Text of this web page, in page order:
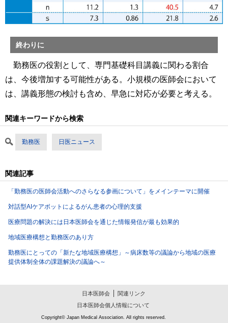
終わりに
勤務医の役割として、専門基礎科目講義に関わる割合
は、今後増加する可能性がある。小規模の医師会において
は、講義形態の検討も含め、早急に対応が必要と考える。
関連キーワードから検索
勤務医 日医ニュース
関連記事
「勤務医の医師会活動へのさらなる参画について」をメインテーマに開催
対話型AIケアボットによるがん患者の心理的支援
医療問題の解決には日本医師会を通じた情報発信が最も効果的
地域医療構想と勤務医のあり方
勤務医にとっての「新たな地域医療構想」～病床数等の議論から地域の医療
提供体制全体の課題解決の議論へ～
日本医師会
関連リンク
日本医師会個人情報について
Copyright© Japan Medical Association. All rights reserved.